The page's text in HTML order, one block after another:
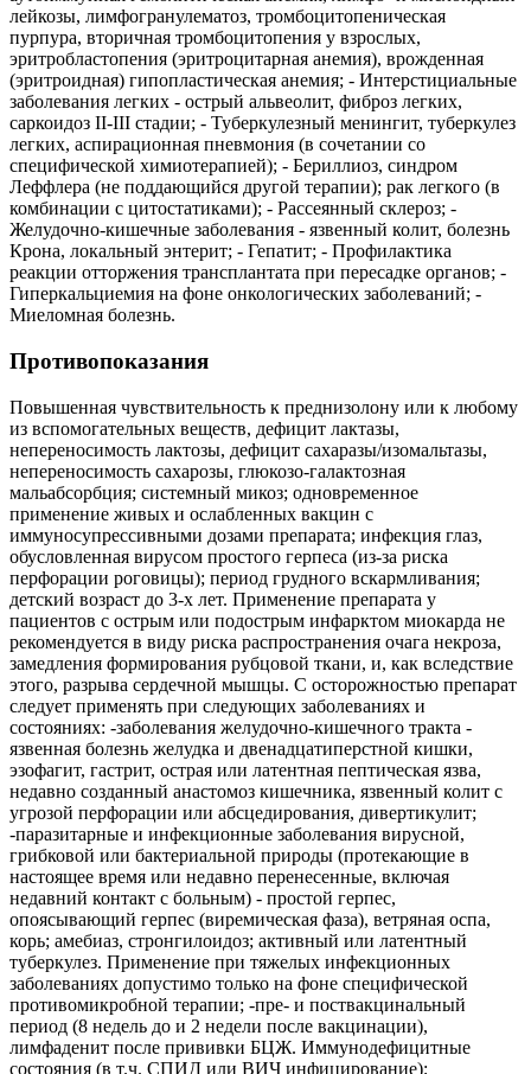
лейкозы, лимфогранулематоз, тромбоцитопеническая
пурпура, вторичная тромбоцитопения у взрослых,
эритробластопения (эритроцитарная анемия), врожденная
(эритроидная) гипопластическая анемия; - Интерстициальные
заболевания легких - острый альвеолит, фиброз легких,
саркоидоз II-III стадии; - Туберкулезный менингит, туберкулез
легких, аспирационная пневмония (в сочетании со
специфической химиотерапией); - Бериллиоз, синдром
Леффлера (не поддающийся другой терапии); рак легкого (в
комбинации с цитостатиками); - Рассеянный склероз; -
Желудочно-кишечные заболевания - язвенный колит, болезнь
Крона, локальный энтерит; - Гепатит; - Профилактика
реакции отторжения трансплантата при пересадке органов; -
Гиперкальциемия на фоне онкологических заболеваний; -
Миеломная болезнь.
Противопоказания
Повышенная чувствительность к преднизолону или к любому
из вспомогательных веществ, дефицит лактазы,
непереносимость лактозы, дефицит сахаразы/изомальтазы,
непереносимость сахарозы, глюкозо-галактозная
мальабсорбция; системный микоз; одновременное
применение живых и ослабленных вакцин с
иммуносупрессивными дозами препарата; инфекция глаз,
обусловленная вирусом простого герпеса (из-за риска
перфорации роговицы); период грудного вскармливания;
детский возраст до 3-х лет. Применение препарата у
пациентов с острым или подострым инфарктом миокарда не
рекомендуется в виду риска распространения очага некроза,
замедления формирования рубцовой ткани, и, как вследствие
этого, разрыва сердечной мышцы. С осторожностью препарат
следует применять при следующих заболеваниях и
состояниях: -заболевания желудочно-кишечного тракта -
язвенная болезнь желудка и двенадцатиперстной кишки,
эзофагит, гастрит, острая или латентная пептическая язва,
недавно созданный анастомоз кишечника, язвенный колит с
угрозой перфорации или абсцедирования, дивертикулит;
-паразитарные и инфекционные заболевания вирусной,
грибковой или бактериальной природы (протекающие в
настоящее время или недавно перенесенные, включая
недавний контакт с больным) - простой герпес,
опоясывающий герпес (виремическая фаза), ветряная оспа,
корь; амебиаз, стронгилоидоз; активный или латентный
туберкулез. Применение при тяжелых инфекционных
заболеваниях допустимо только на фоне специфической
противомикробной терапии; -пре- и поствакцинальный
период (8 недель до и 2 недели после вакцинации),
лимфаденит после прививки БЦЖ. Иммунодефицитные
состояния (в т.ч. СПИД или ВИЧ инфицирование);